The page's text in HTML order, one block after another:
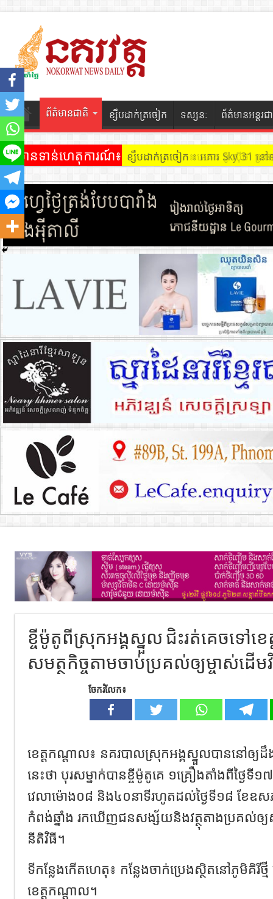
ព័ត៌មានជាតិ ខ្សឹបដាក់ត្រចៀក ទស្សនៈ ព័ត៌មានអន្តរជ
ព័ត៌មានទាន់ហេតុការណ៍៖ ខ្សឹបដាក់ត្រចៀក ៖ អគារ Sky 31
ខ្ចីម៉ូតូពីស្រុកអង្គស្នួល ជិះរត់គេចទៅខេ
សមត្ថកិច្ចតាមចាប់ប្រគល់ឲ្យម្ចាស់ដើ
ចែករំលែក៖
ខេត្តកណ្ដាល៖ នគរបាលស្រុកអង្គស្នួលបាននៅឲ្យ
នេះថា បុរសម្នាក់បានខ្ចីម៉ូតូគេ ១គ្រឿងតាំងពីថ្ងៃទី
វេលាម៉ោង០៨ និង៤០នាទីរហូតដល់ថ្ងៃទី១៨ ខែឧសភា
កំពង់ឆ្នាំង រកឃើញជនសង្ស័យនិងវត្ថុតាងប្រគល់ឲ្យ
នីតិវិធី។
ទីកន្លែងកើតហេតុ៖ កន្លែងចាក់ប្រេងស្ថិតនៅភូមិគិ
ខេត្ដកណ្ដាល។